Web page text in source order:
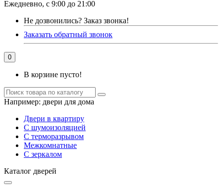
Ежедневно, с 9:00 до 21:00
Не дозвонились? Заказ звонка!
Заказать обратный звонок
0
В корзине пусто!
Например: двери для дома
Двери в квартиру
С шумоизоляцией
С терморазрывом
Межкомнатные
С зеркалом
Каталог дверей